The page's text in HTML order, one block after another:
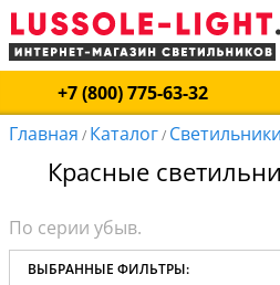
+7 (800) 775-63-32
Главная / Каталог/
Красные
ВЫБРАННЫЕ ФИЛЬТРЫ: